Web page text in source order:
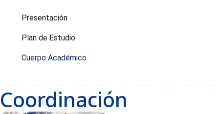
Presentación
Plan de Estudio
Cuerpo Académico
Coordinación